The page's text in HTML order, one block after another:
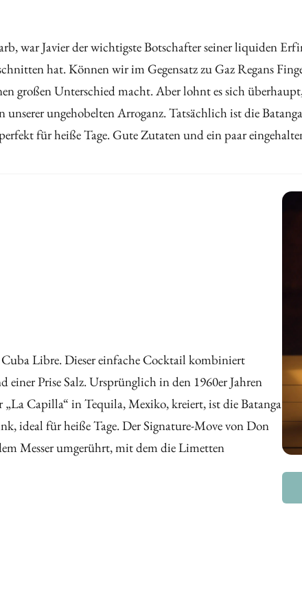
war Javier der wichtigste Botschafter seiner liquiden
hat. Können wir im Gegensatz zu Gaz Regans
großen Unterschied macht. Aber lohnt es sich
ungehobelten Arroganz. Tatsächlich ist die
für heiße Tage. Gute Zutaten und ein paar
Libre. Dieser einfache Cocktail kombiniert
Prise Salz. Ursprünglich in den 1960er Jahren
Capilla“ in Tequila, Mexiko, kreiert, ist die Batanga
ideal für heiße Tage. Der Signature-Move von Don
Messer umgerührt, mit dem die Limetten